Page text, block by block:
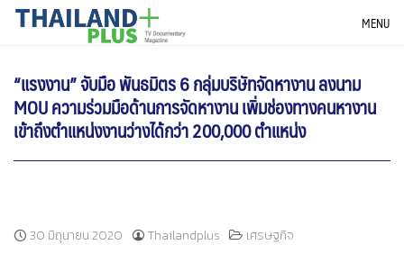
SkipTHAILANDPLUS NEWS MENU
“แรงงาน” จับมือ พันธมิตร 6 กลุ่มบริษัทจัดหางาน ลงนาม
MOU ความร่วมมือด้านการจัดหางาน เพิ่มช่องทางคนหางาน
เข้าถึงตำแหน่งงานว่างได้กว่า 200,000 ตำแหน่ง
30 มิถุนายน 2020 Thailandplus เศรษฐกิจ